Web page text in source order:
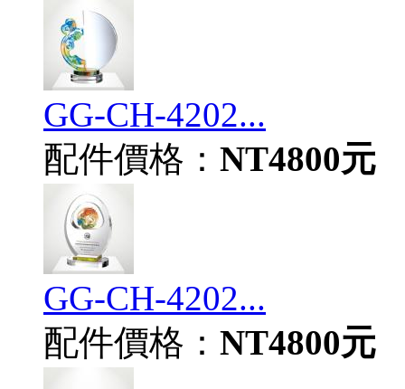
GG-CH-4202...
配件價格： NT4800元
GG-CH-4202...
配件價格： NT4800元